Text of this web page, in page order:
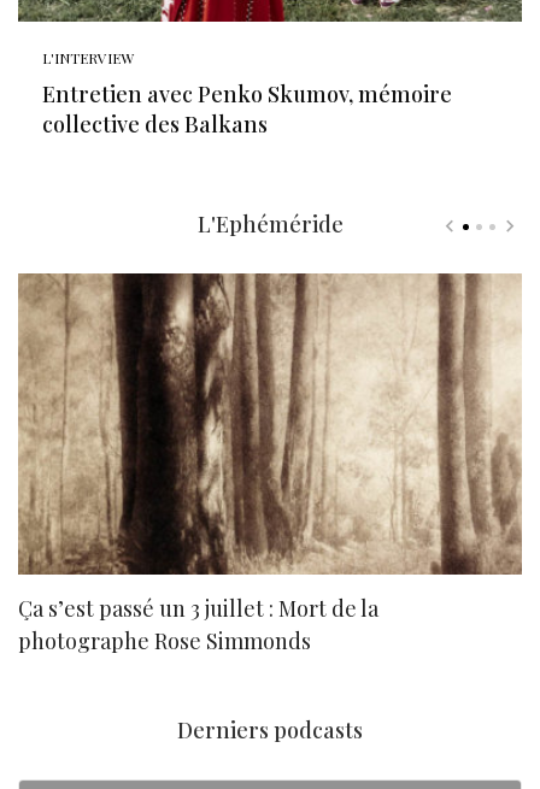
L'INTERVIEW
Entretien avec Penko Skumov, mémoire
collective des Balkans
L'Ephéméride
Ça s’est passé un 3 juillet : Mort de la
photographe Rose Simmonds
Derniers podcasts